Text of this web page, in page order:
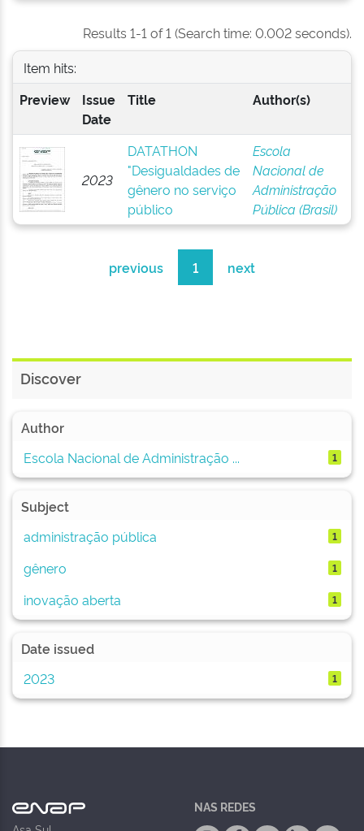
Results 1-1 of 1 (Search time: 0.002 seconds).
Item hits:
Preview
Issue
Date
Title Author(s)
2023
DATATHON
"Desigualdades de
gênero no serviço
público
Escola
Nacional de
Administração
Pública (Brasil)
previous 1 next
Discover
Author
Escola Nacional de Administração ...
1
Subject
administração pública
1
gênero 1
inovação aberta 1
Date issued
2023
1
NAS REDES